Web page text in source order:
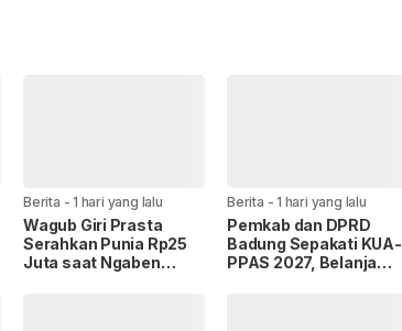
Berita -1 hari yang lalu
Wagub Giri Prasta
Serahkan Punia Rp25
Juta saat Ngaben
Berita -1 hari yang lalu
Pemkab dan DPRD
Badung Sepakati KUA-
PPAS 2027, Belanja